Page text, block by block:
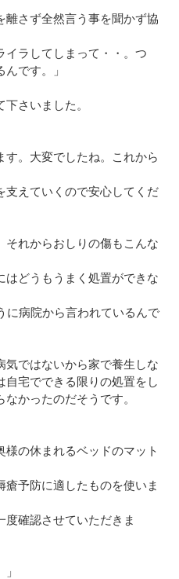
さず全然言う事を聞かず協
ラしてしまって・・。つ
です。」
さいました。
。大変でしたね。これから
えていくので安心してくだ
れからおしりの傷もこんな
どうもうまく処置ができな
病院から言われているんで
気ではないから家で養生しな
自宅でできる限りの処置をし
かったのだそうです。
の休まれるベッドのマット
予防に適したものを使いま
確認させていただきま